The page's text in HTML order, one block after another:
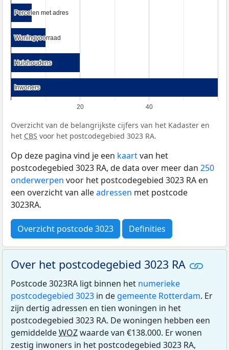
20 40
Percelen met adres
Percelen met adres
Woningvoorraad
Woningvoorraad
Huishoudens
Huishoudens
Inwoners
Inwoners
Overzicht van de belangrijkste cijfers van het Kadaster en
het CBS voor het postcodegebied 3023 RA.
Op deze pagina vind je een kaartvan het
postcodegebied 3023 RA, de data over meer dan 250
onderwerpen voor het postcodegebied 3023 RA en
een overzicht van alleadressen met postcode
3023RA.
Overzicht postcode 3023 Definities
Over het postcodegebied 3023 RA
Postcode 3023RA ligt binnen het numerieke
postcodegebied 3023 in de gemeente Rotterdam. Er
zijn dertig adressen en tien woningen in het
postcodegebied 3023 RA. De woningen hebben een
gemiddeldeWOZwaarde van €138.000. Er wonen
zestig inwoners in het postcodegebied 3023 RA,